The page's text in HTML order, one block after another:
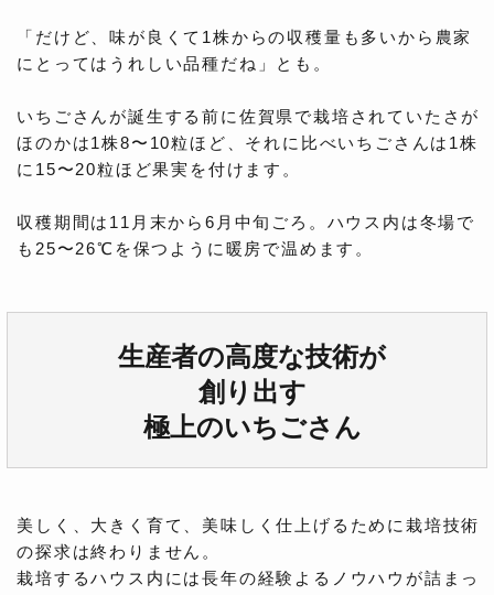
「だけど、味が良くて1株からの収穫量も多いから農家
にとってはうれしい品種だね」とも。
いちごさんが誕生する前に佐賀県で栽培されていたさが
ほのかは1株8〜10粒ほど、それに比べいちごさんは1株
に15〜20粒ほど果実を付けます。
収穫期間は11月末から6月中旬ごろ。ハウス内は冬場で
も25〜26℃を保つように暖房で温めます。
生産者の高度な技術が
創り出す
極上のいちごさん
美しく、大きく育て、美味しく仕上げるために栽培技術
の探求は終わりません。
栽培するハウス内には長年の経験よるノウハウが詰まっ